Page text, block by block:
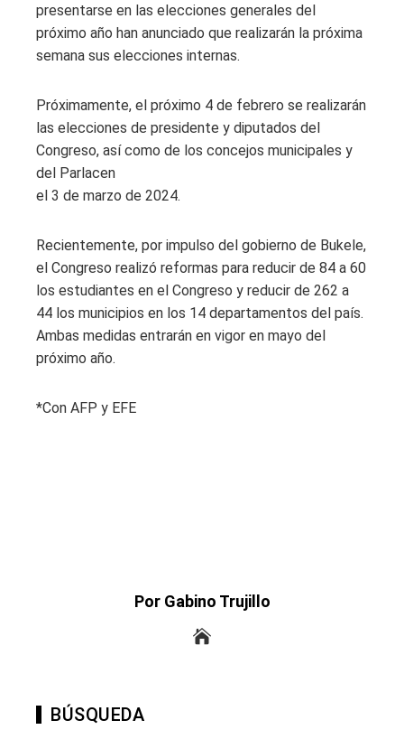
presentarse en las elecciones generales del
próximo año han anunciado que realizarán la próxima
semana sus elecciones internas.
Próximamente, el próximo 4 de febrero se realizarán
las elecciones de presidente y diputados del
Congreso, así como de los concejos municipales y
del Parlacen
el 3 de marzo de 2024.
Recientemente, por impulso del gobierno de Bukele,
el Congreso realizó reformas para reducir de 84 a 60
los estudiantes en el Congreso y reducir de 262 a
44 los municipios en los 14 departamentos del país.
Ambas medidas entrarán en vigor en mayo del
próximo año.
*Con AFP y EFE
Por Gabino Trujillo
BÚSQUEDA